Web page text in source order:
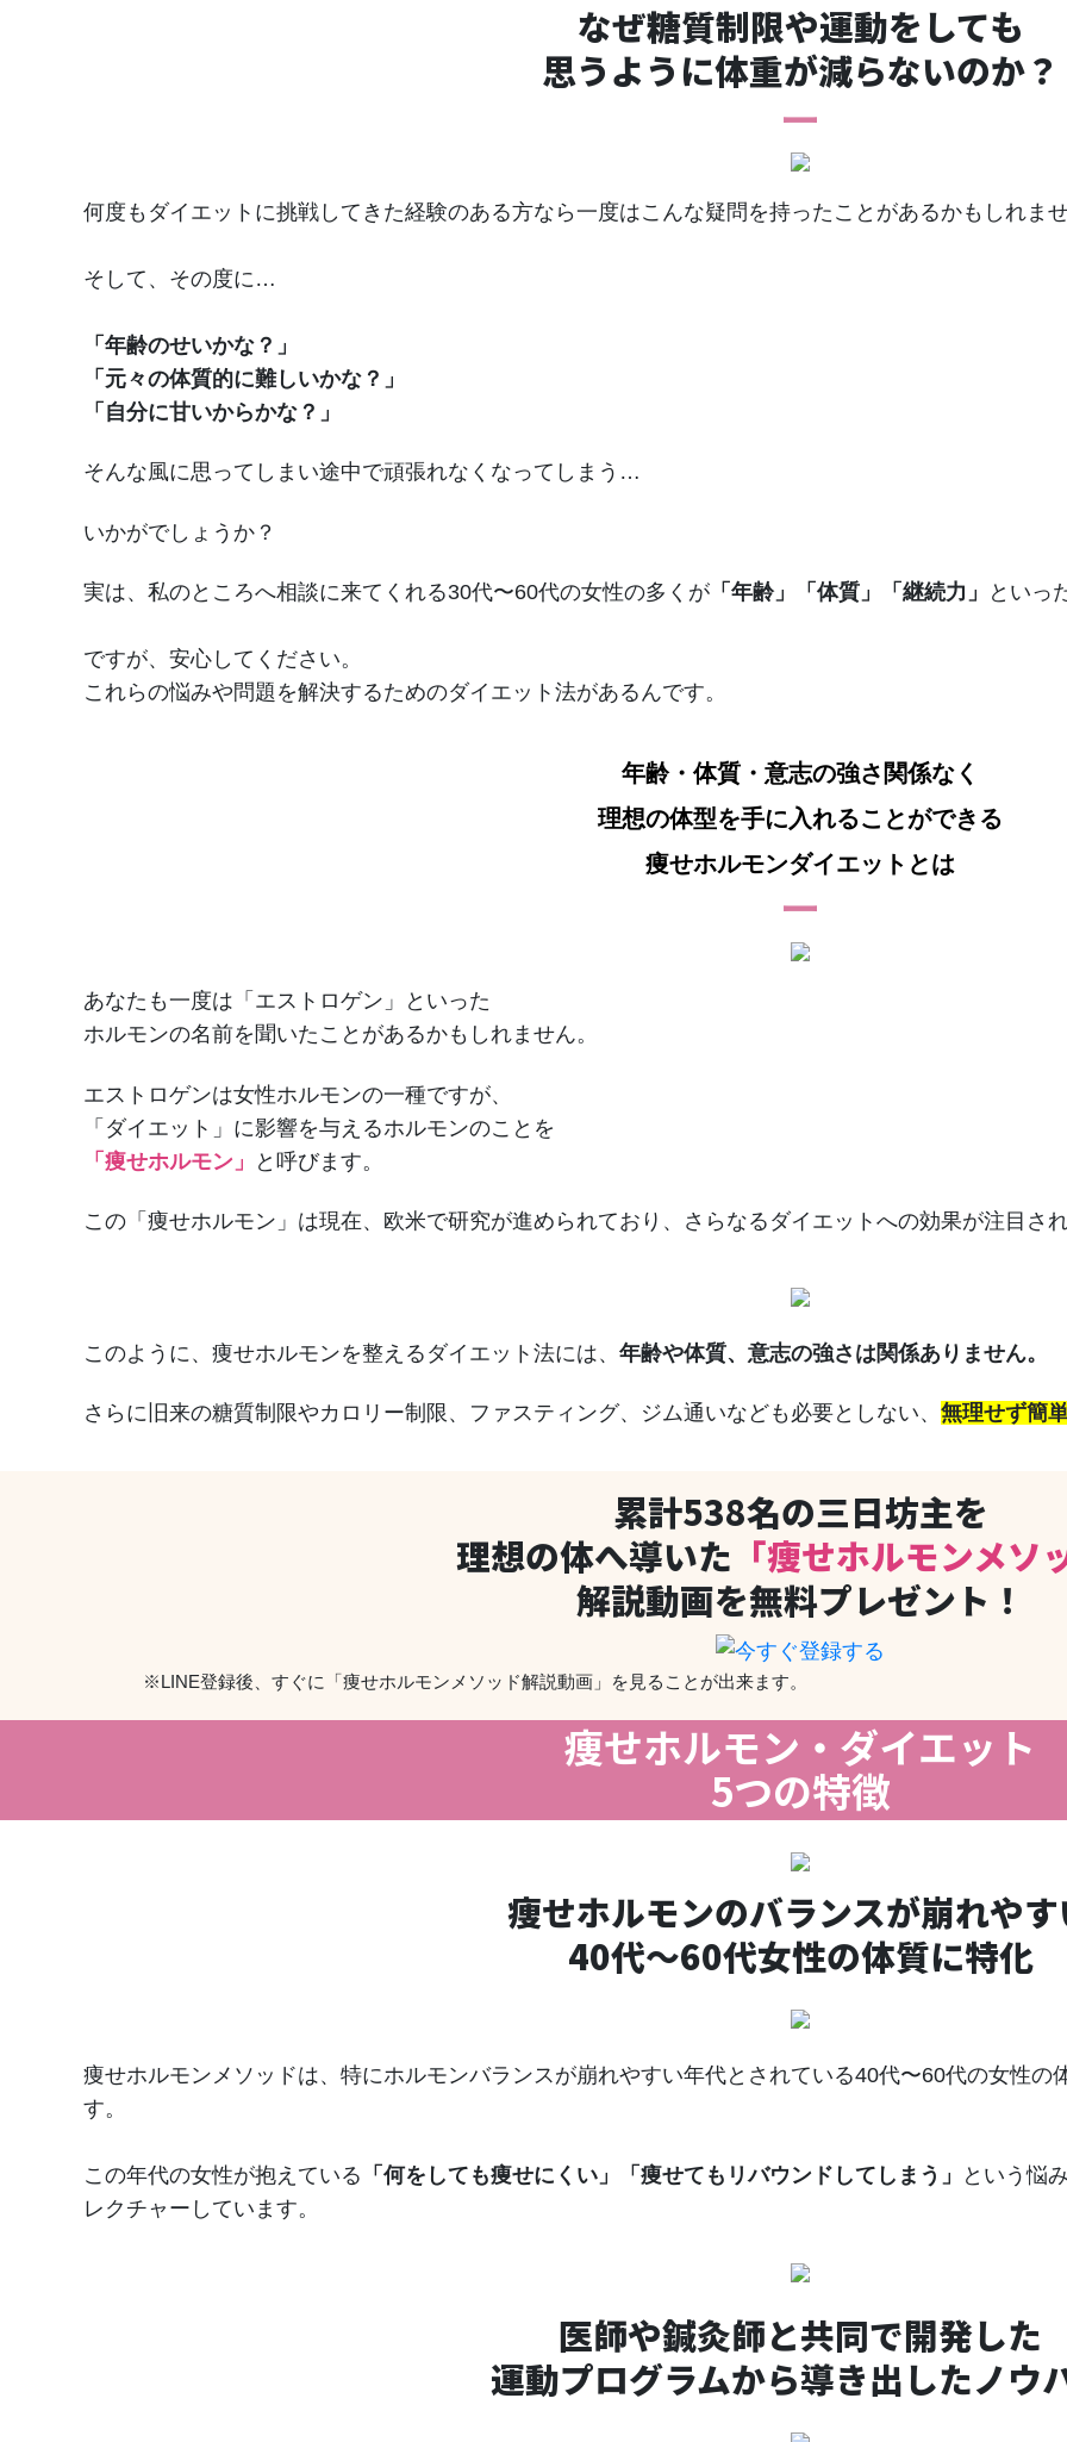
なぜ糖質制限や運動をしても
思うように体重が減らないのか？
ー
何度もダイエットに挑戦してきた経験のある方なら一度はこんな疑問を持ったことがあるかもしれま
そして、その度に…
「年齢のせいかな？」
「元々の体質的に難しいかな？」
「自分に甘いからかな？」
そんな風に思ってしまい途中で頑張れなくなってしまう…
いかがでしょうか？
実は、私のところへ相談に来てくれる30代〜60代の女性の多くが 「年齢」「体質」「継続力」 といっ
ですが、安心してください。
これらの悩みや問題を解決するためのダイエット法があるんです。
年齢・体質・意志の強さ関係なく
理想の体型を手に入れることができる
痩せホルモンダイエットとは
ー
あなたも一度は「エストロゲン」といった
ホルモンの名前を聞いたことがあるかもしれません。
エストロゲンは女性ホルモンの一種ですが、
「ダイエット」に影響を与えるホルモンのことを
「痩せホルモン」
と呼びます。
この「痩せホルモン」は現在、欧米で研究が進められており、さらなるダイエットへの効果が注目さ
このように、痩せホルモンを整えるダイエット法には、 年齢や体質、意志の強さは関係ありません。
さらに旧来の糖質制限やカロリー制限、ファスティング、ジム通いなども必要としない、 無理せず簡
累計538名の三日坊主を
理想の体へ導いた 「痩せホルモンメソ
解説動画を無料プレゼント！
※LINE登録後、すぐに「痩せホルモンメソッド解説動画」を見ることが出来ます。
痩せホルモン・ダイエット
5つの特徴
痩せホルモンのバランスが崩れや
40代〜60代女性の体質に特化
痩せホルモンメソッドは、特にホルモンバランスが崩れやすい年代とされている40代〜60代の女性
す。
この年代の女性が抱えている 「何をしても痩せにくい」「痩せてもリバウンドしてしまう」
という悩
レクチャーしています。
医師や鍼灸師と共同で開発した
運動プログラムから導き出したノウ